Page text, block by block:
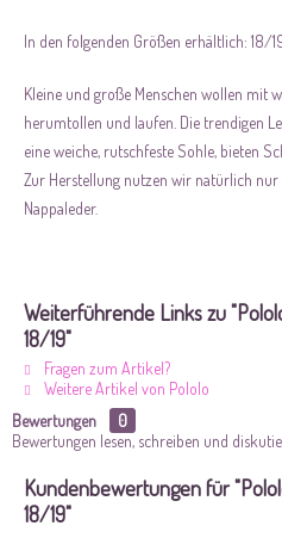
In den folgenden Größen erhältlich: 18/
Kleine und große Menschen wollen mit
herumtollen und laufen. Die trendigen
eine weiche, rutschfeste Sohle, bieten
Zur Herstellung nutzen wir natürlich
Nappaleder.
Weiterführende Links zu
18/19"
Fragen zum Artikel?
Weitere Artikel von Pololo
Bewertungen
0
Bewertungen lesen, schreiben und
Kundenbewertungen für
18/19"